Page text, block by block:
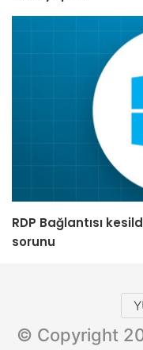
RDP Bağlantısı
sorunu
© Copyright